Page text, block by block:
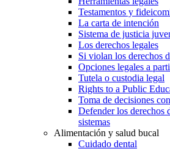
Testamentos y
La carta de intención
Sistema de justicia
Los derechos legales
Si violan los derechos
Opciones legales a
Tutela o custodia legal
Rights to a Public
Toma de decisiones
Defender los derechos
sistemas
Alimentación y salud bucal
Cuidado dental